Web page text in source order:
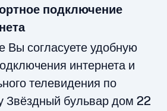
подключение
Вы согласуете удобную
интернета и
телевидения по
Звёздный бульвар дом 22